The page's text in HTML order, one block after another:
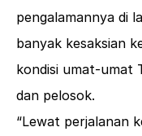
pengalamannya di
banyak kesaksian
kondisi umat-umat
dan pelosok.
“Lewat perjalanan